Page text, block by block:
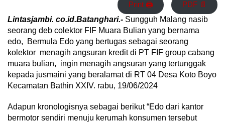
Print 🖨 PDF 📄
Lintasjambi. co.id.Batanghari.- Sungguh Malang nasib
seorang deb colektor FIF Muara Bulian yang bernama
edo, Bermula Edo yang bertugas sebagai seorang
kolektor menagih angsuran kredit di PT FIF group cabang
muara bulian, ingin menagih angsuran yang tertunggak
kepada jusmaini yang beralamat di RT 04 Desa Koto Boyo
Kecamatan Bathin XXIV. rabu, 19/06/2024
Adapun kronologisnya sebagai berikut “Edo dari kantor
bermotor sendiri menuju kerumah konsumen tersebut